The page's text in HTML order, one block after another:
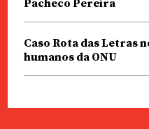
Pacheco Pereira
Caso Rota das
humanos da ONU